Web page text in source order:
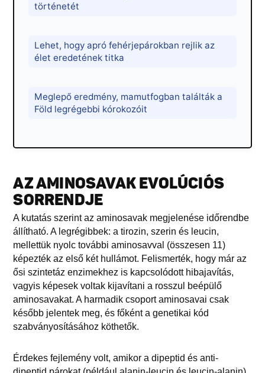
történetét
Lehet, hogy apró fehérjepárokban rejlik az
élet eredetének titka
Meglepő eredmény, mamutfogban találták a
Föld legrégebbi kórokozóit
AZ AMINOSAVAK EVOLÚCIÓS
SORRENDJE
A kutatás szerint az aminosavak megjelenése időrendbe
állítható. A legrégibbek: a tirozin, szerin és leucin,
mellettük nyolc további aminosavval (összesen 11)
képezték az első két hullámot. Felismerték, hogy már az
ősi szintetáz enzimekhez is kapcsolódott hibajavítás,
vagyis képesek voltak kijavítani a rosszul beépülő
aminosavakat. A harmadik csoport aminosavai csak
később jelentek meg, és főként a genetikai kód
szabványosításához köthetők.
Érdekes fejlemény volt, amikor a dipeptid és anti-